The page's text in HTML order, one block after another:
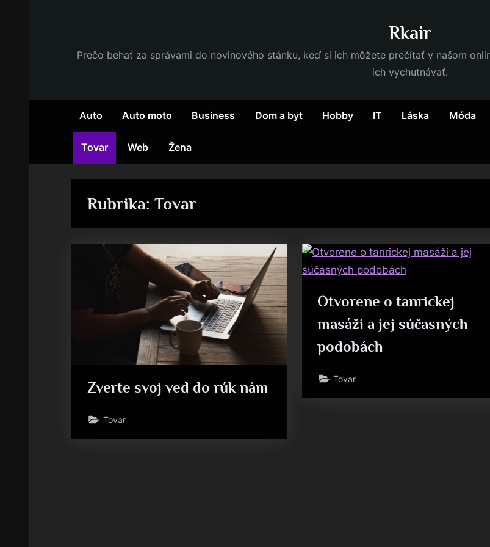
Rkair
Prečo behať za správami do novinového stánku, keď si ich môžete prečítať v našom
ich vychutnávať.
Auto Auto moto Business Dom a byt Hobby IT Láska Móda
Tovar Web Žena
Rubrika: Tovar
Zverte svoj ved do rúk nám
Tovar
Otvorene o tanrickej
masáži a jej súčasných
podobách
Tovar